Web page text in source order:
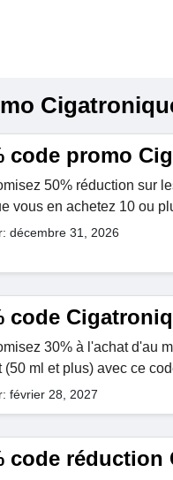
code promo
50% réduction sur
vous en achetez 10 ou
décembre 31, 2026
code
30% à l'achat d'au
(50 ml et plus) avec ce
février 28, 2027
code réduction